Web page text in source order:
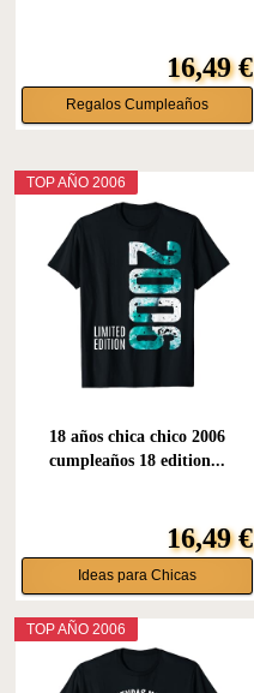
16,49 €
Regalos Cumpleaños
TOP AÑO 2006
18 años chica chico 2006
cumpleaños 18 edition...
16,49 €
Ideas para Chicas
TOP AÑO 2006